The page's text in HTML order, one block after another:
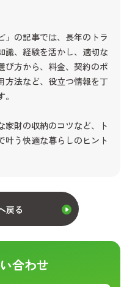
」の記事では、長年のトラ
識、経験を活かし、適切な
び方から、料金、契約のポ
方法など、役立つ情報を丁
家財の収納のコツなど、ト
叶う快適な暮らしのヒント
戻る
合わせ